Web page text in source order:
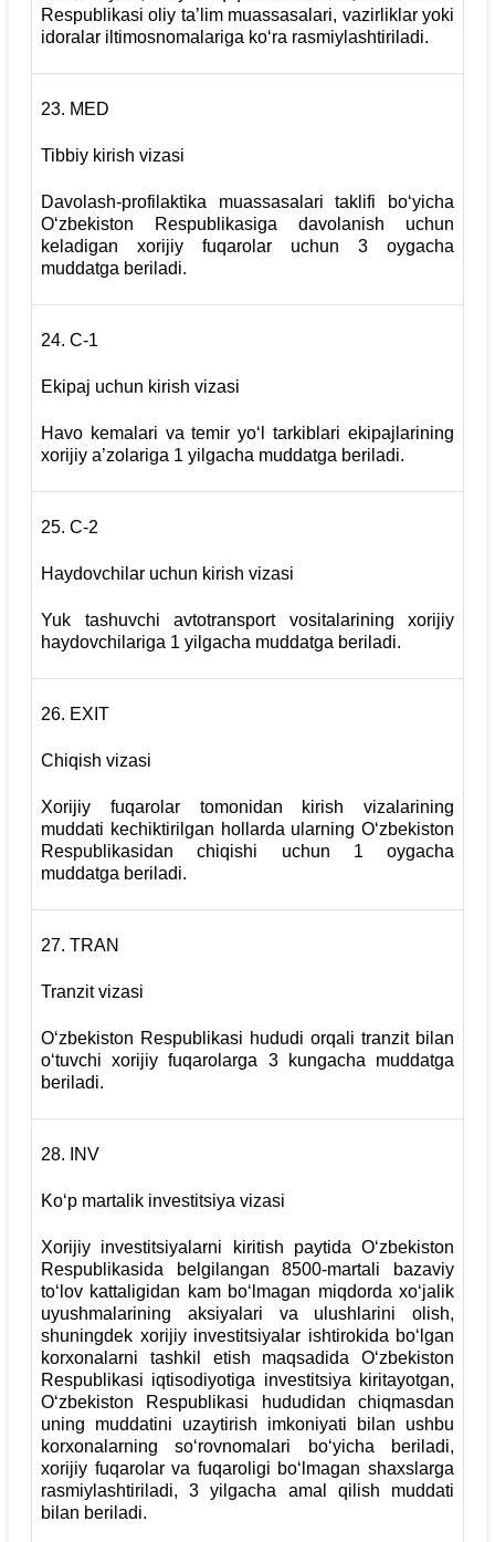
Respublikasi oliy ta’lim muassasalari, vazirliklar yoki
idoralar iltimosnomalariga ko‘ra rasmiylashtiriladi.
23. MED
Tibbiy kirish vizasi
Davolash-profilaktika muassasalari taklifi bo‘yicha
O‘zbekiston Respublikasiga davolanish uchun
keladigan xorijiy fuqarolar uchun 3 oygacha
muddatga beriladi.
24. С-1
Ekipaj uchun kirish vizasi
Havo kemalari va temir yo‘l tarkiblari ekipajlarining
xorijiy a’zolariga 1 yilgacha muddatga beriladi.
25. С-2
Haydovchilar uchun kirish vizasi
Yuk tashuvchi avtotransport vositalarining xorijiy
haydovchilariga 1 yilgacha muddatga beriladi.
26. EXIT
Chiqish vizasi
Xorijiy fuqarolar tomonidan kirish vizalarining
muddati kechiktirilgan hollarda ularning O‘zbekiston
Respublikasidan chiqishi uchun 1 oygacha
muddatga beriladi.
27. TRAN
Tranzit vizasi
O‘zbekiston Respublikasi hududi orqali tranzit bilan
o‘tuvchi xorijiy fuqarolarga 3 kungacha muddatga
beriladi.
28. INV
Ko‘p martalik investitsiya vizasi
Xorijiy investitsiyalarni kiritish paytida O‘zbekiston
Respublikasida belgilangan 8500-martali bazaviy
to‘lov kattaligidan kam bo‘lmagan miqdorda xo‘jalik
uyushmalarining aksiyalari va ulushlarini olish,
shuningdek xorijiy investitsiyalar ishtirokida bo‘lgan
korxonalarni tashkil etish maqsadida O‘zbekiston
Respublikasi iqtisodiyotiga investitsiya kiritayotgan,
O‘zbekiston Respublikasi hududidan chiqmasdan
uning muddatini uzaytirish imkoniyati bilan ushbu
korxonalarning so‘rovnomalari bo‘yicha beriladi,
xorijiy fuqarolar va fuqaroligi bo‘lmagan shaxslarga
rasmiylashtiriladi, 3 yilgacha amal qilish muddati
bilan beriladi.